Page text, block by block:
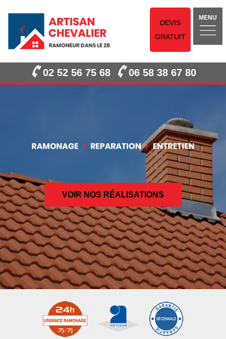
DEVIS
GRATUIT
MENU
02 52 56 75 68 06 58 38 67 80
VOIR NOS RÉALISATIONS